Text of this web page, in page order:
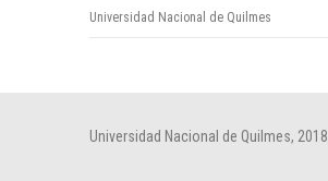
Universidad Nacional de Quilmes
Universidad Nacional de Quilmes, 2018